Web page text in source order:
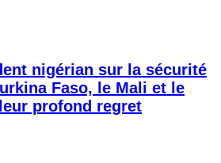
nigérian sur la sécurité
Faso, le Mali et le
profond regret